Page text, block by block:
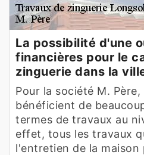
La possibilité d'une
financières pour le
zinguerie dans la
Pour la société M.
bénéficient de
termes de travaux au
effet, tous les travaux
l'entretien de la